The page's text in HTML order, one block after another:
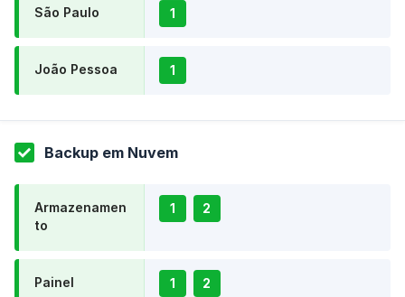
São Paulo 1
João Pessoa 1
Backup em Nuvem
Armazenamen
to
1 2
Painel 1 2